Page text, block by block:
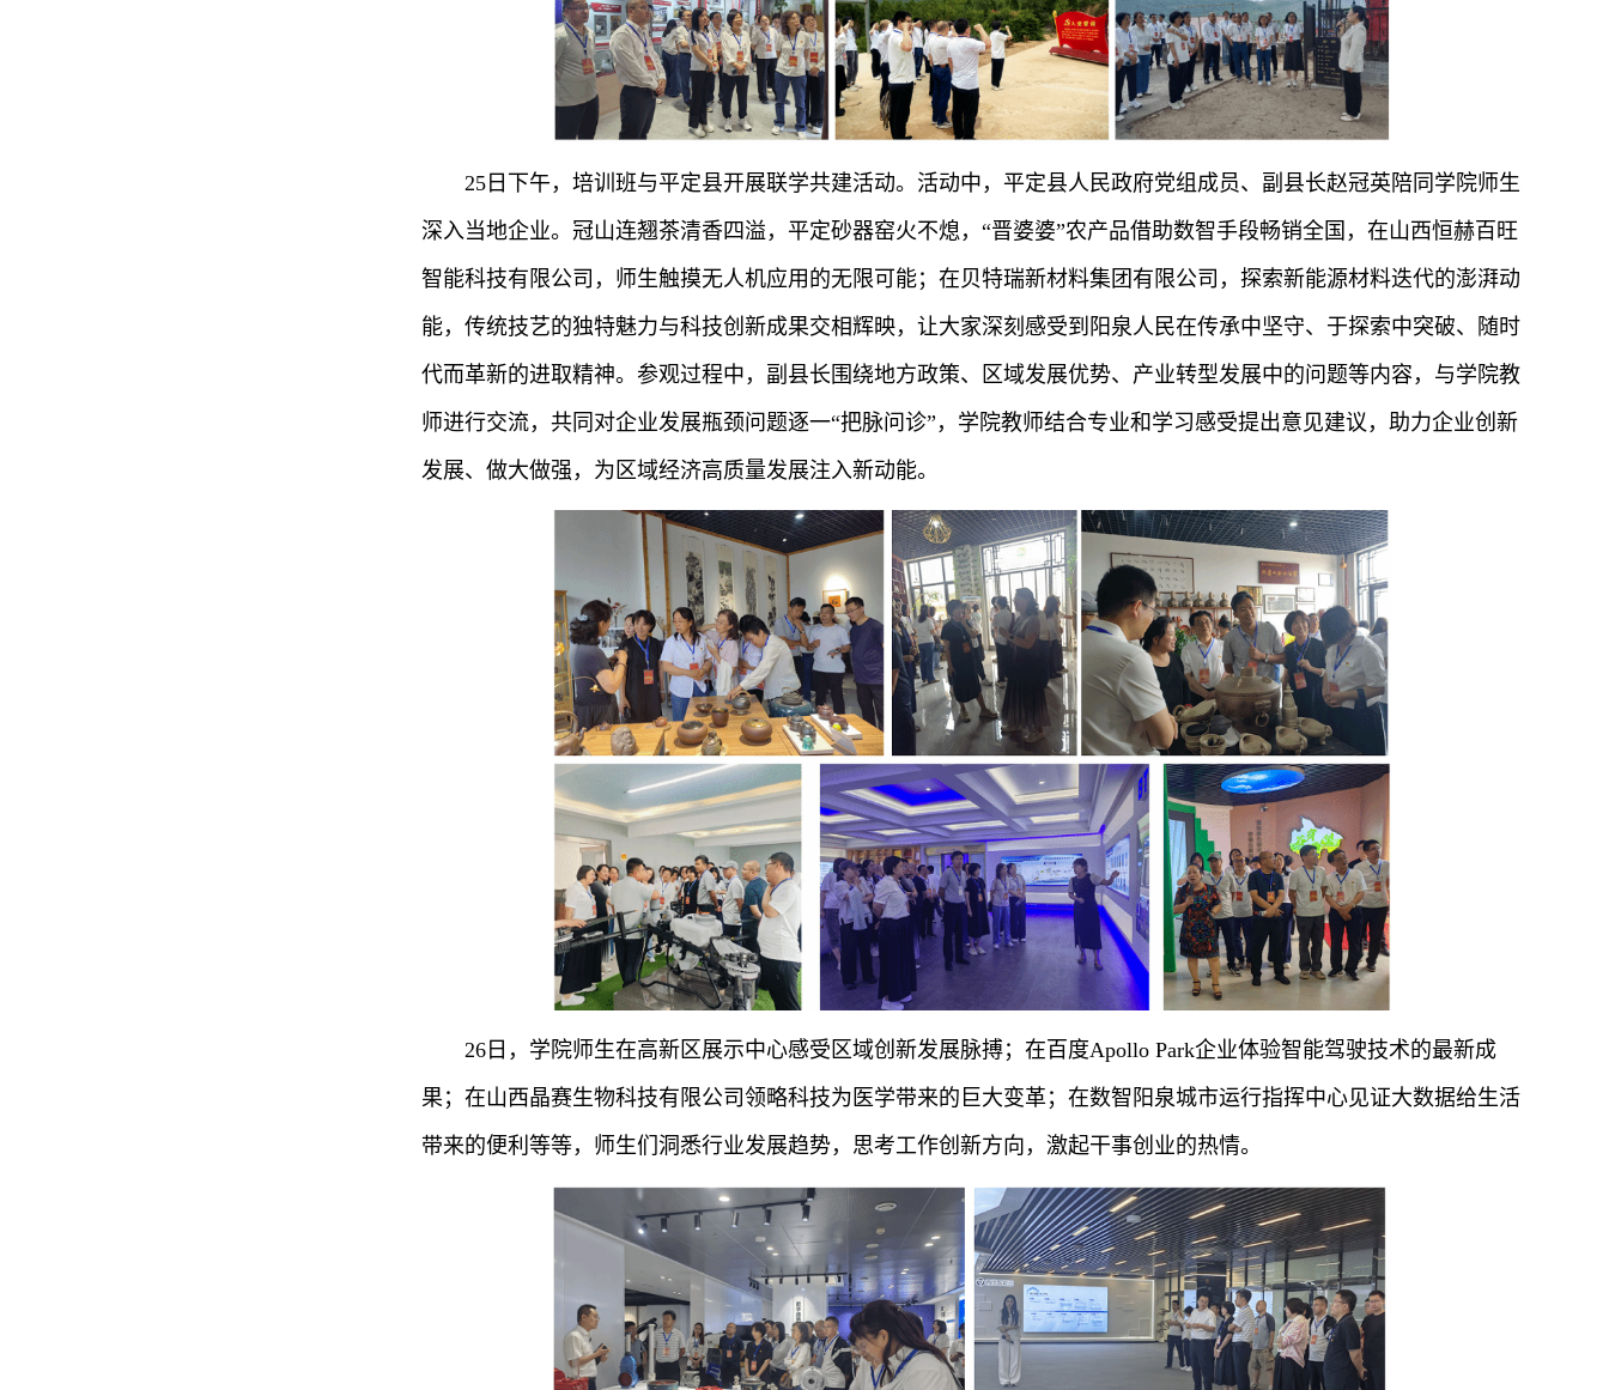
25日下午，培训班与平定县开展联学共建活动。活动中，平定县人民政府党组成员、副县长赵冠英陪同学院师生
深入当地企业。冠山连翘茶清香四溢，平定砂器窑火不熄，“晋婆婆”农产品借助数智手段畅销全国，在山西恒赫百旺
智能科技有限公司，师生触摸无人机应用的无限可能；在贝特瑞新材料集团有限公司，探索新能源材料迭代的澎湃动
能，传统技艺的独特魅力与科技创新成果交相辉映，让大家深刻感受到阳泉人民在传承中坚守、于探索中突破、随时
代而革新的进取精神。参观过程中，副县长围绕地方政策、区域发展优势、产业转型发展中的问题等内容，与学院教
师进行交流，共同对企业发展瓶颈问题逐一“把脉问诊”，学院教师结合专业和学习感受提出意见建议，助力企业创新
发展、做大做强，为区域经济高质量发展注入新动能。
26日，学院师生在高新区展示中心感受区域创新发展脉搏；在百度Apollo Park企业体验智能驾驶技术的最新成
果；在山西晶赛生物科技有限公司领略科技为医学带来的巨大变革；在数智阳泉城市运行指挥中心见证大数据给生活
带来的便利等等，师生们洞悉行业发展趋势，思考工作创新方向，激起干事创业的热情。